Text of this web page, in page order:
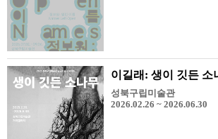
이길래: 생이 깃든 소
성북구립미술관
2026.02.26 ~ 2026.06.30